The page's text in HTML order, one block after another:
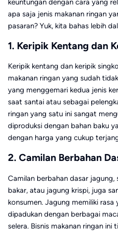
keuntungan dengan cara yang
apa saja jenis makanan ringan
pasaran? Yuk, kita bahas lebih
1. Keripik Kentang dan
Keripik kentang dan keripik
makanan ringan yang sudah
yang menggemari kedua jenis
saat santai atau sebagai
ringan yang satu ini sangat
diproduksi dengan bahan baku
dengan harga yang cukup
2. Camilan Berbahan
Camilan berbahan dasar
bakar, atau jagung krispi, juga
konsumen. Jagung memiliki rasa
dipadukan dengan berbagai
selera. Bisnis makanan ringan